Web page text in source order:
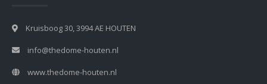
Kruisboog 30, 3994 AE HOUTEN
info@thedome-houten.nl
www.thedome-houten.nl